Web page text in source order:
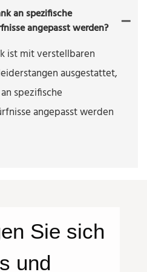
an spezifische
angepasst werden?
ist mit verstellbaren
ausgestattet,
spezifische
angepasst werden
Sie sich
und